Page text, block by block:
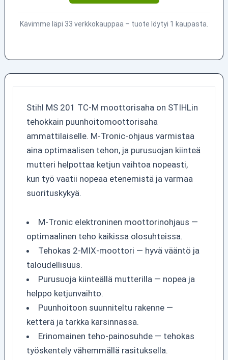
Kävimme läpi 33 verkkokauppaa – tuote löytyi 1 kaupasta.
Stihl MS 201 TC-M moottorisaha on STIHLin
tehokkain puunhoitomoottorisaha
ammattilaiselle. M-Tronic-ohjaus varmistaa
aina optimaalisen tehon, ja purusuojan kiinteä
mutteri helpottaa ketjun vaihtoa nopeasti,
kun työ vaatii nopeaa etenemistä ja varmaa
suorituskykyä.
M-Tronic elektroninen moottorinohjaus —
optimaalinen teho kaikissa olosuhteissa.
Tehokas 2-MIX-moottori — hyvä vääntö ja
taloudellisuus.
Purusuoja kiinteällä mutterilla — nopea ja
helppo ketjunvaihto.
Puunhoitoon suunniteltu rakenne —
ketterä ja tarkka karsinnassa.
Erinomainen teho-painosuhde — tehokas
työskentely vähemmällä rasituksella.